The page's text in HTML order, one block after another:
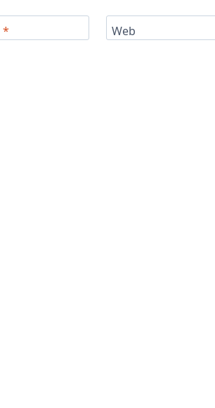
* Web